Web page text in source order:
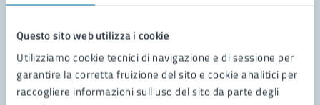
Questo sito web utilizza i cookie
Utilizziamo cookie tecnici di navigazione e di sessione per
garantire la corretta fruizione del sito e cookie analitici per
raccogliere informazioni sull'uso del sito da parte degli
Leggi le domande frequenti
Richiedi assistenza
Prenota appuntamento